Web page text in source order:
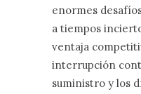
enormes
a tiempos
ventaja
interrupción
suministro y los